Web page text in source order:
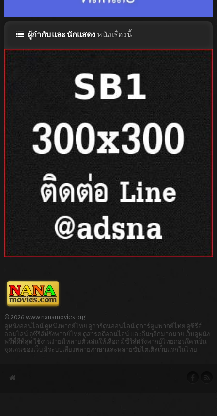
ผู้กำกับ และ นักแสดงหนังเรื่องนี้
© 2026 www.nanamovies.org
ดูหนังออนไลน์ ดูหนังพากย์ไทย ดูการ์ตูนออนไลน์ ดูการ์ตูนพากย์ไทย ดูซีรีส์
ออนไลน์ ดูซีรีส์ฝรั่งพากย์ไทย ดูสารคดีออนไลน์ และอื่นๆอีกมากมาย เว็บดูหนัง
ฟรีที่ดีที่สุด ใช้งานง่ายมีหลายตัวเล่นให้เลือก มีซีรีส์ฝรั่งพากย์ไทยก่อนใครเป็น
จุดเด่นของเว็บ มีระบบเสียงหลายภาษาและหลายซับไตเติลเว็บแรกในไทย.